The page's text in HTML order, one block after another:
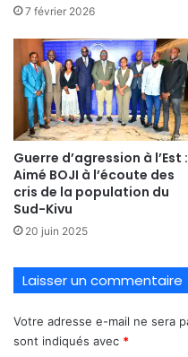
7 février 2026
Guerre d’agression à l’Est :
Aimé BOJI à l’écoute des
cris de la population du
Sud-Kivu
20 juin 2025
Laisser un commentaire
Votre adresse e-mail ne sera
sont indiqués avec *